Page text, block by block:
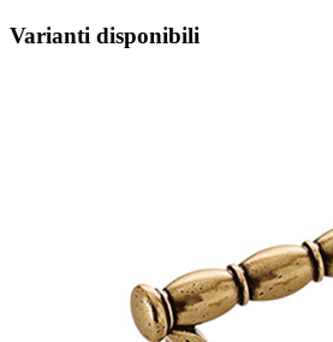
Varianti disponibili